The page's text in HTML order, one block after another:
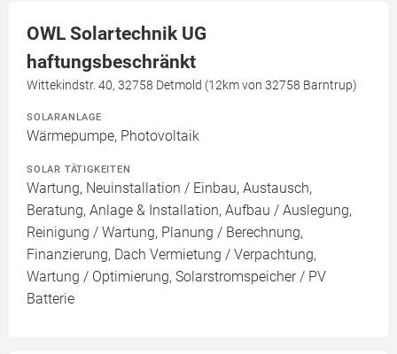
OWL Solartechnik UG
haftungsbeschränkt
Wittekindstr. 40, 32758 Detmold (12km von 32758 Barntrup)
SOLARANLAGE
Wärmepumpe, Photovoltaik
SOLAR TÄTIGKEITEN
Wartung, Neuinstallation / Einbau, Austausch,
Beratung, Anlage & Installation, Aufbau / Auslegung,
Reinigung / Wartung, Planung / Berechnung,
Finanzierung, Dach Vermietung / Verpachtung,
Wartung / Optimierung, Solarstromspeicher / PV
Batterie